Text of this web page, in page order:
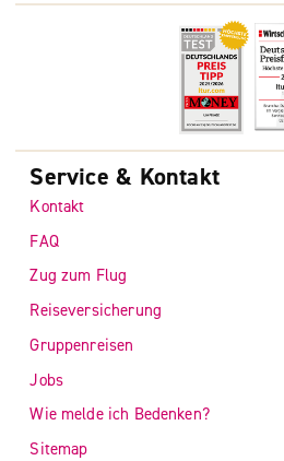
Service & Kontakt
Kontakt
FAQ
Zug zum Flug
Reiseversicherung
Gruppenreisen
Jobs
Wie melde ich Bedenken?
Sitemap